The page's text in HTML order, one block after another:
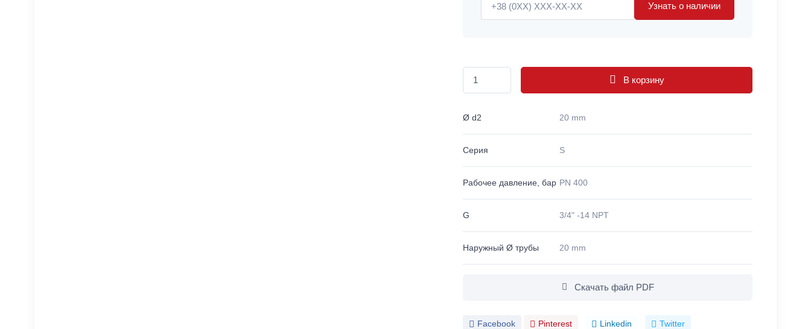
Узнать о наличии
В корзину
Ø d2 20 mm
Серия S
Рабочее давление, бар PN 400
G 3/4" -14 NPT
Наружный Ø трубы 20 mm
Скачать файл PDF
Facebook Pinterest Linkedin Twitter